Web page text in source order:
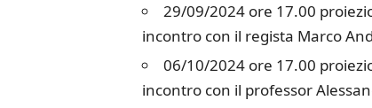
29/09/2024 ore 17.00
incontro con il regista Marco
06/10/2024 ore 17.00
incontro con il professor